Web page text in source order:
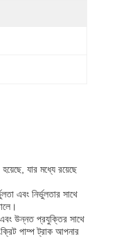
যার মধ্যে রয়েছে
এবং নির্ভুলতার সাথে
এবং উন্নত প্রযুক্তির সাথে
পাম্প ট্রাক আপনার